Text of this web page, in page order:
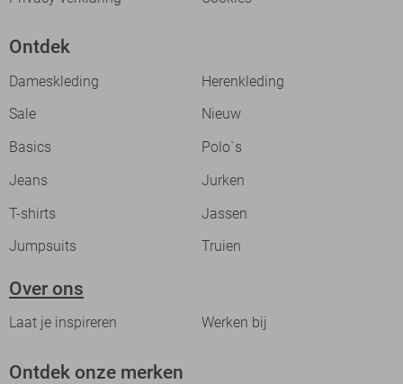
Ontdek
Dameskleding
Herenkleding
Sale
Nieuw
Basics
Polo`s
Jeans
Jurken
T-shirts
Jassen
Jumpsuits
Truien
Over ons
Laat je inspireren Werken bij
Ontdek onze merken